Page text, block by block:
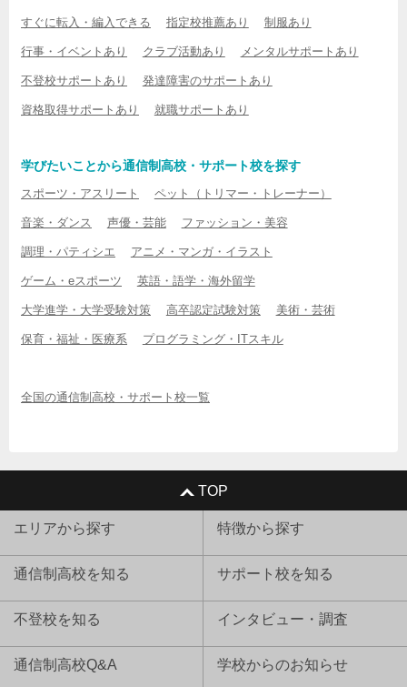
すぐに転入・編入できる 指定校推薦あり 制服あり
行事・イベントあり クラブ活動あり メンタルサポートあり
不登校サポートあり 発達障害のサポートあり
資格取得サポートあり 就職サポートあり
学びたいことから通信制高校・サポート校を探す
スポーツ・アスリート ペット（トリマー・トレーナー）
音楽・ダンス 声優・芸能 ファッション・美容
調理・パティシエ アニメ・マンガ・イラスト
ゲーム・eスポーツ 英語・語学・海外留学
大学進学・大学受験対策 高卒認定試験対策 美術・芸術
保育・福祉・医療系 プログラミング・ITスキル
全国の通信制高校・サポート校一覧
TOP
エリアから探す 特徴から探す
通信制高校を知る サポート校を知る
不登校を知る インタビュー・調査
通信制高校Q&A 学校からのお知らせ